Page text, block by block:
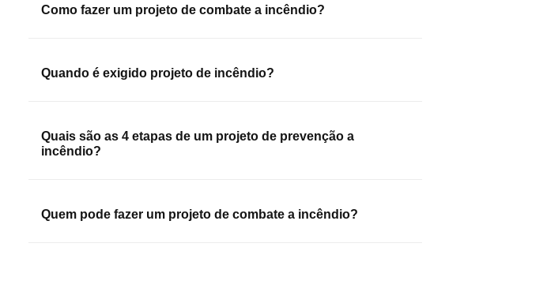
Como fazer um projeto de combate a incêndio?
Quando é exigido projeto de incêndio?
Quais são as 4 etapas de um projeto de prevenção a
incêndio?
Quem pode fazer um projeto de combate a incêndio?